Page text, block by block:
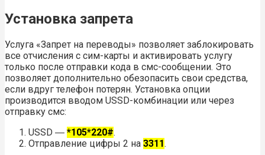
Установка запрета
Услуга «Запрет на переводы» позволяет заблокировать
все отчисления с сим-карты и активировать услугу
только после отправки кода в смс-сообщении. Это
позволяет дополнительно обезопасить свои средства,
если вдруг телефон потерян. Установка опции
производится вводом USSD-комбинации или через
отправку смс:
USSD ― *105*220#.
Отправление цифры 2 на 3311.